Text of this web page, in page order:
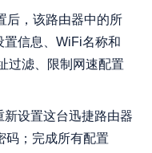
后，该路由器中的所
置信息、WiFi名称和
过滤、限制网速配置
设置这台迅捷路由器
码；完成所有配置